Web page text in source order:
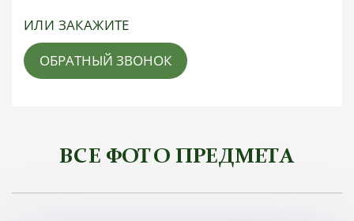
ИЛИ ЗАКАЖИТЕ
ОБРАТНЫЙ ЗВОНОК
ВСЕ ФОТО ПРЕДМЕТА